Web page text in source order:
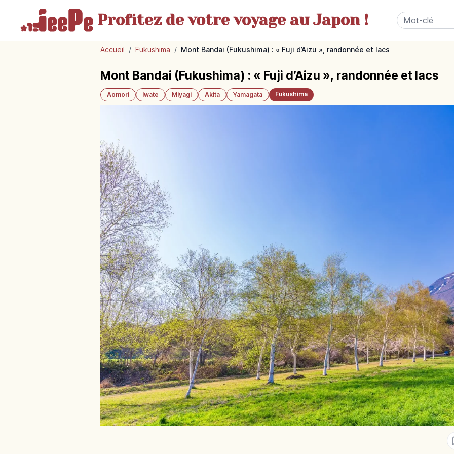
Profitez de votrevoyage au Japon !
Accueil / Fukushima / Mont Bandai (Fukushima) : « Fuji d’Aizu », randonnée et lacs
Mont Bandai (Fukushima) : « Fuji d’Aizu », randonnée et lacs
Aomori Iwate Miyagi Akita Yamagata Fukushima